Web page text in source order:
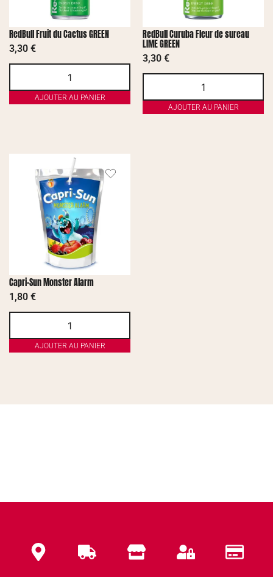
RedBull Fruit du Cactus GREEN
3,30 €
AJOUTER AU PANIER
RedBull Curuba Fleur de sureau
LIME GREEN
3,30 €
AJOUTER AU PANIER
Capri-Sun Monster Alarm
1,80 €
AJOUTER AU PANIER